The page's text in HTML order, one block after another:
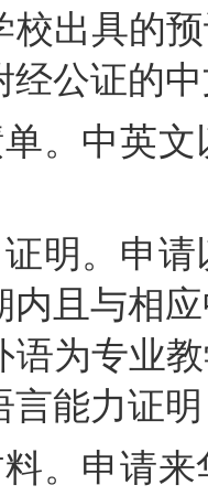
校出具的
经公证的
。中英
明。申
内且与相
语为专业
言能力证
。申请